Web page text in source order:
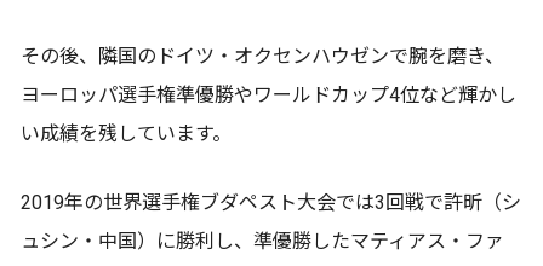
その後、隣国のドイツ・オクセンハウゼンで腕を磨き、
ヨーロッパ選手権準優勝やワールドカップ4位など輝かし
い成績を残しています。
2019年の世界選手権ブダペスト大会では3回戦で許昕（シ
ュシン・中国）に勝利し、準優勝したマティアス・ファ